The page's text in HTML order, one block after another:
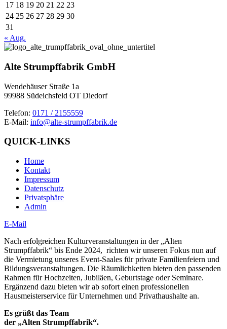
17 18 19 20 21 22 23
24 25 26 27 28 29 30
31
« Aug.
Alte Strumpffabrik GmbH
Wendehäuser Straße 1a
99988 Südeichsfeld OT Diedorf
Telefon: 0171 / 2155559
E-Mail: info@alte-strumpffabrik.de
QUICK-LINKS
Home
Kontakt
Impressum
Datenschutz
Privatsphäre
Admin
E-Mail
Nach erfolgreichen Kulturveranstaltungen in der „Alten
Strumpffabrik“ bis Ende 2024, richten wir unseren Fokus nun auf
die Vermietung unseres Event-Saales für private Familienfeiern und
Bildungsveranstaltungen. Die Räumlichkeiten bieten den passenden
Rahmen für Hochzeiten, Jubiläen, Geburtstage oder Seminare.
Ergänzend dazu bieten wir ab sofort einen professionellen
Hausmeisterservice für Unternehmen und Privathaushalte an.
Es grüßt das Team
der „Alten Strumpffabrik“.